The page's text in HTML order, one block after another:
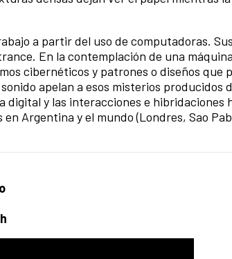
a partir del uso de computadoras.
En la contemplación de una
cibernéticos y patrones o diseños que
apelan a esos misterios producidos
digital y las interacciones e
Argentina y el mundo (Londres, Sao